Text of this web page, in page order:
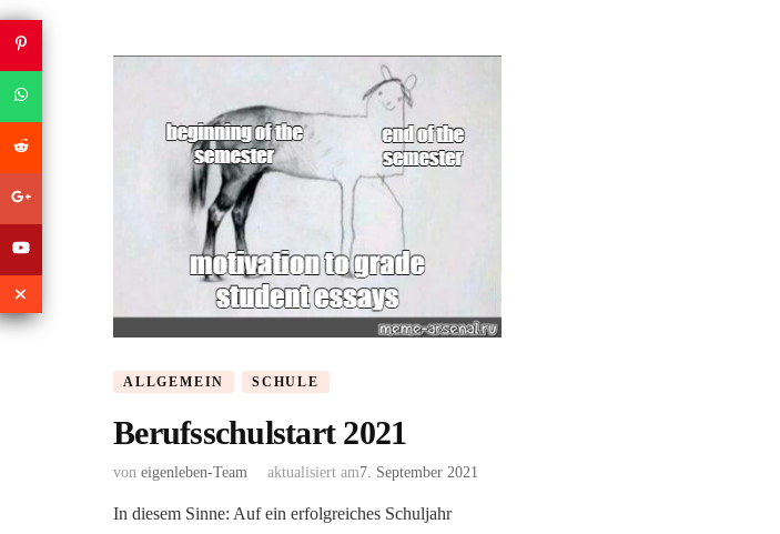
ALLGEMEIN SCHULE
Berufsschulstart 2021
von eigenleben-Team aktualisiert am7. September 2021
In diesem Sinne: Auf ein erfolgreiches Schuljahr